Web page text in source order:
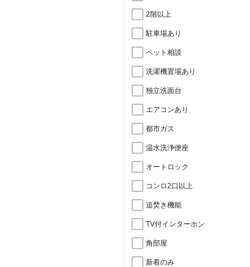
2階以上
駐車場あり
ペット相談
洗濯機置場あり
独立洗面台
エアコンあり
都市ガス
温水洗浄便座
オートロック
コンロ2口以上
追焚き機能
TV付インターホン
角部屋
新着のみ